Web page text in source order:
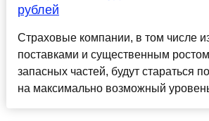
рублей
Страховые компании, в том числе
поставками и существенным
запасных частей, будут стараться
на максимально возможный